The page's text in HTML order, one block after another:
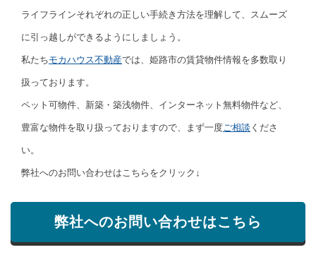
ライフラインそれぞれの正しい手続き方法を理解して、スムーズ
に引っ越しができるようにしましょう。
私たちモカハウス不動産では、姫路市の賃貸物件情報を多数取り
扱っております。
ペット可物件、新築・築浅物件、インターネット無料物件など、
豊富な物件を取り扱っておりますので、まず一度ご相談 くださ
い。
弊社へのお問い合わせはこちらをクリック↓
弊社へのお問い合わせはこちら